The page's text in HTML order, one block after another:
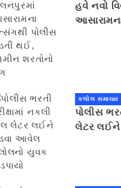
હવે નવો
કલોલ સમાચાર
પોલીસ
લેટર લઈને